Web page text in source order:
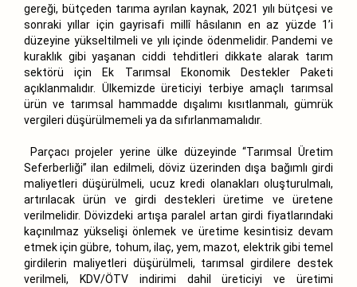
gereği, bütçeden tarıma ayrılan kaynak, 2021 yılı bütçesi ve
sonraki yıllar için gayrisafi millî hâsılanın en az yüzde 1’i
düzeyine yükseltilmeli ve yılı içinde ödenmelidir. Pandemi ve
kuraklık gibi yaşanan ciddi tehditleri dikkate alarak tarım
sektörü için Ek Tarımsal Ekonomik Destekler Paketi
açıklanmalıdır. Ülkemizde üreticiyi terbiye amaçlı tarımsal
ürün ve tarımsal hammadde dışalımı kısıtlanmalı, gümrük
vergileri düşürülmemeli ya da sıfırlanmamalıdır.
Parçacı projeler yerine ülke düzeyinde “Tarımsal Üretim
Seferberliği” ilan edilmeli, döviz üzerinden dışa bağımlı girdi
maliyetleri düşürülmeli, ucuz kredi olanakları oluşturulmalı,
artırılacak ürün ve girdi destekleri üretime ve üretene
verilmelidir. Dövizdeki artışa paralel artan girdi fiyatlarındaki
kaçınılmaz yükselişi önlemek ve üretime kesintisiz devam
etmek için gübre, tohum, ilaç, yem, mazot, elektrik gibi temel
girdilerin maliyetleri düşürülmeli, tarımsal girdilere destek
verilmeli, KDV/ÖTV indirimi dahil üreticiyi ve üretimi